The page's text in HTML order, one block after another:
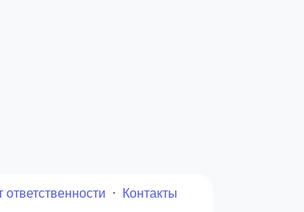
ответственности ⋅ Контакты